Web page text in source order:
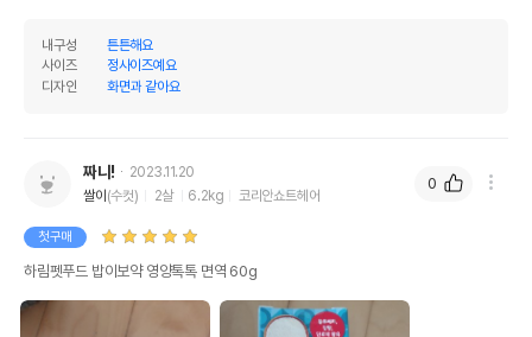
내구성
튼튼해요
사이즈
정사이즈예요
디자인
화면과 같아요
짜니!
2023.11.20
쌀이(수컷) 2살 6.2kg 코리안쇼트헤어
첫구매
하림펫푸드 밥이보약 영양톡톡 면역 60g
0